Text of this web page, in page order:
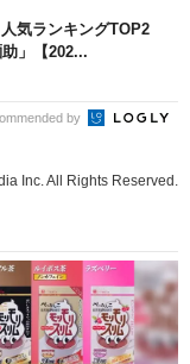
気ランキングTOP2
」【202...
by
Inc. All Rights Reserved.